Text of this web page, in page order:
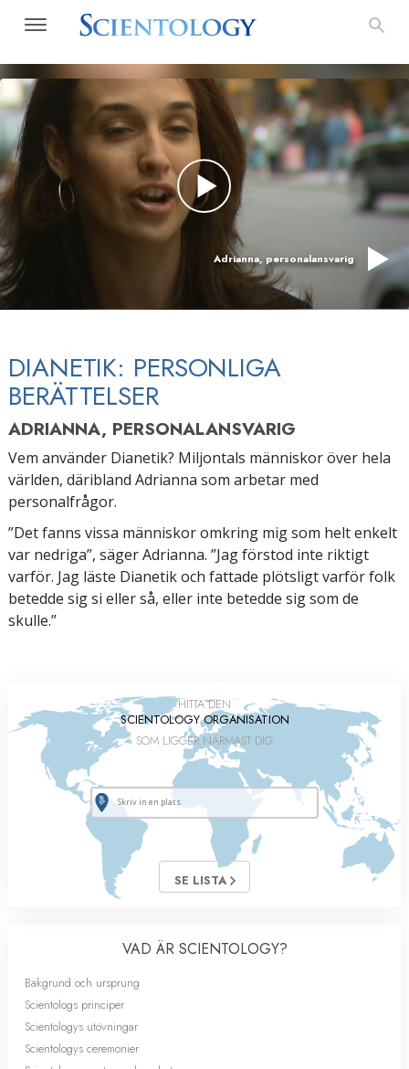
Adrianna, personalansvarig
DIANETIK: PERSONLIGA
BERÄTTELSER
ADRIANNA, PERSONALANSVARIG
Vem använder Dianetik? Miljontals människor över hela
världen, däribland Adrianna som arbetar med
personalfrågor.
”Det fanns vissa människor omkring mig som helt enkelt
var nedriga”, säger Adrianna. ”Jag förstod inte riktigt
varför. Jag läste Dianetik och fattade plötsligt varför folk
betedde sig si eller så, eller inte betedde sig som de
skulle.”
HITTA DEN
SCIENTOLOGY ORGANISATION
SOM LIGGER NÄRMAST DIG
SE LISTA
VAD ÄR SCIENTOLOGY?
Bakgrund och ursprung
Scientologs principer
Scientologys utövningar
Scientologys ceremonier